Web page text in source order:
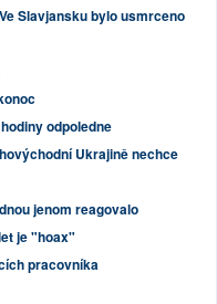
Slavjansku bylo usmrceno
odpoledne
Ukrajině nechce
jenom reagovalo
je "hoax"
pracovníka